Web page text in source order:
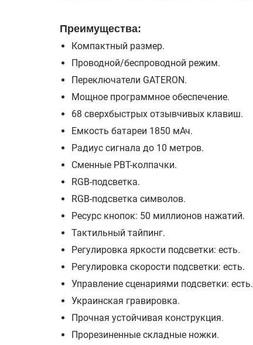
Преимущества:
Компактный размер.
Проводной/беспроводной режим.
Переключатели GATERON.
Мощное программное обеспечение.
68 сверхбыстрых отзывчивых клавиш.
Емкость батареи 1850 мАч.
Радиус сигнала до 10 метров.
Сменные PBT-колпачки.
RGB-подсветка.
RGB-подсветка символов.
Ресурс кнопок: 50 миллионов нажатий.
Тактильный тайпинг.
Регулировка яркости подсветки: есть.
Регулировка скорости подсветки: есть.
Управление сценариями подсветки: есть.
Украинская гравировка.
Прочная устойчивая конструкция.
Прорезиненные складные ножки.